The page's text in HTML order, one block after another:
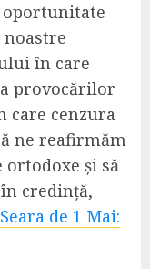
în care
provocărilor
care cenzura
ne reafirmăm
și să
credință,
Seara de 1 Mai: